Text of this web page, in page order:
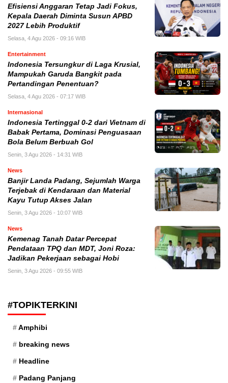
Efisiensi Anggaran Tetap Jadi Fokus,
Kepala Daerah Diminta Susun APBD
2027 Lebih Produktif
Selasa, 4 Agu 2026 - 09:16 WIB
Entertainment
Indonesia Tersungkur di Laga Krusial,
Mampukah Garuda Bangkit pada
Pertandingan Penentuan?
Selasa, 4 Agu 2026 - 07:17 WIB
Internasional
Indonesia Tertinggal 0-2 dari Vietnam di
Babak Pertama, Dominasi Penguasaan
Bola Belum Berbuah Gol
Senin, 3 Agu 2026 - 14:31 WIB
News
Banjir Landa Padang, Sejumlah Warga
Terjebak di Kendaraan dan Material
Kayu Tutup Akses Jalan
Senin, 3 Agu 2026 - 10:07 WIB
News
Kemenag Tanah Datar Percepat
Pendataan TPQ dan MDT, Joni Roza:
Jadikan Pekerjaan sebagai Hobi
Senin, 3 Agu 2026 - 09:55 WIB
#TOPIKTERKINI
Amphibi
breaking news
Headline
Padang Panjang